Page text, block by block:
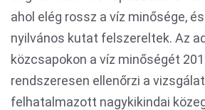
ahol elég rossz a víz minősége,
nyilvános kutat felszereltek. Az
közcsapokon a víz minőségét
rendszeresen ellenőrzi a
felhatalmazott nagykikindai